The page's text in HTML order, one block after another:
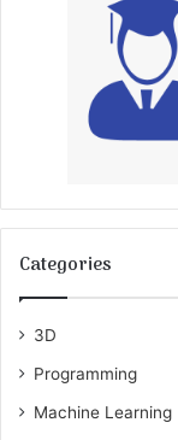
Categories
3D
Programming
Machine Learning